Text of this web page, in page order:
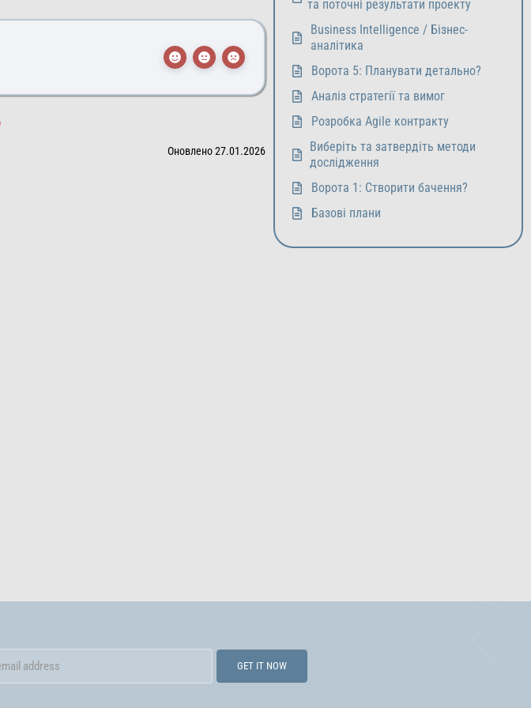
Оновлено 27.01.2026
та поточні результати проекту
Business Intelligence / Бізнес-
аналітика
Ворота 5: Планувати детально?
Аналіз стратегії та вимог
Розробка Agile контракту
Виберіть та затвердіть методи
дослідження
Ворота 1: Створити бачення?
Базові плани